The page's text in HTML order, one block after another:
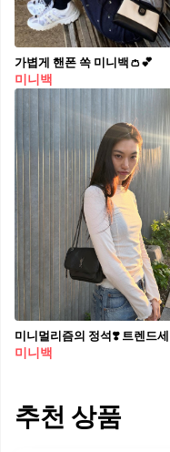
가볍게 핸폰 쏙 미니백👛💕​
미니백
미니백
추천 상품